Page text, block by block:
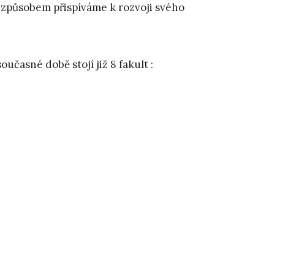
přispíváme k rozvoji svého
době stojí již 8 fakult :